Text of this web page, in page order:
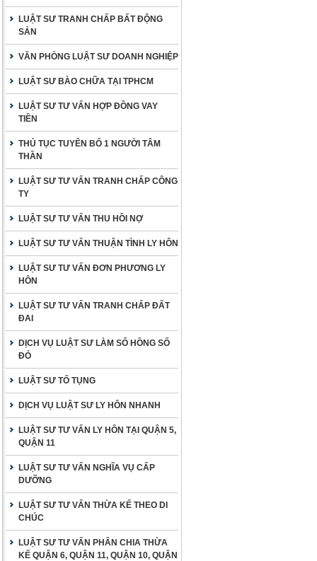
LUẬT SƯ TRANH CHẤP BẤT ĐỘNG
SẢN
VĂN PHÒNG LUẬT SƯ DOANH NGHIỆP
LUẬT SƯ BÀO CHỮA TẠI TPHCM
LUẬT SƯ TƯ VẤN HỢP ĐỒNG VAY
TIỀN
THỦ TỤC TUYÊN BỐ 1 NGƯỜI TÂM
THẦN
LUẬT SƯ TƯ VẤN TRANH CHẤP CÔNG
TY
LUẬT SƯ TƯ VẤN THU HỒI NỢ
LUẬT SƯ TƯ VẤN THUẬN TÌNH LY HÔN
LUẬT SƯ TƯ VẤN ĐƠN PHƯƠNG LY
HÔN
LUẬT SƯ TƯ VẤN TRANH CHẤP ĐẤT
ĐAI
DỊCH VỤ LUẬT SƯ LÀM SỔ HỒNG SỔ
ĐỎ
LUẬT SƯ TỐ TỤNG
DỊCH VỤ LUẬT SƯ LY HÔN NHANH
LUẬT SƯ TƯ VẤN LY HÔN TẠI QUẬN 5,
QUẬN 11
LUẬT SƯ TƯ VẤN NGHĨA VỤ CẤP
DƯỠNG
LUẬT SƯ TƯ VẤN THỪA KẾ THEO DI
CHÚC
LUẬT SƯ TƯ VẤN PHÂN CHIA THỪA
KẾ QUẬN 6, QUẬN 11, QUẬN 10, QUẬN